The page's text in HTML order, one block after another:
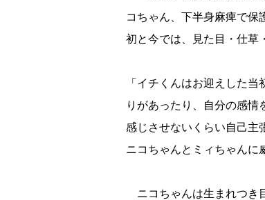
コちゃん、下半身麻痺で保
初と今では、見た目・仕
「イチくんはお迎えした
りがあったり、自分の感情
感じさせないくらい自己主
ニコちゃんとミィちゃんに
ニコちゃんは生まれつき